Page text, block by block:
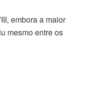
embora a maior
mesmo entre os